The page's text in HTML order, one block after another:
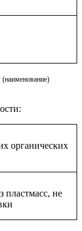
(наименование)
органических
пластмасс, не